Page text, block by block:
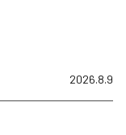
2026.8.9